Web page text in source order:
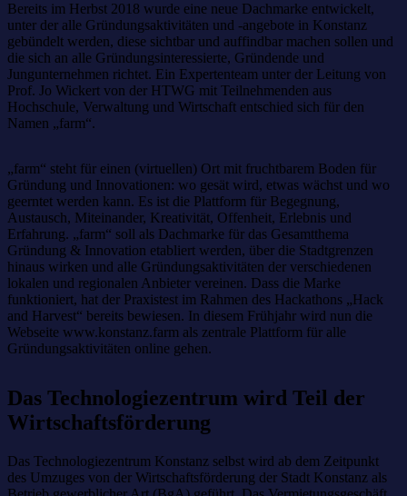
Bereits im Herbst 2018 wurde eine neue Dachmarke entwickelt,
unter der alle Gründungsaktivitäten und -angebote in Konstanz
gebündelt werden, diese sichtbar und auffindbar machen sollen und
die sich an alle Gründungsinteressierte, Gründende und
Jungunternehmen richtet. Ein Expertenteam unter der Leitung von
Prof. Jo Wickert von der HTWG mit Teilnehmenden aus
Hochschule, Verwaltung und Wirtschaft entschied sich für den
Namen „farm“.
„farm“ steht für einen (virtuellen) Ort mit fruchtbarem Boden für
Gründung und Innovationen: wo gesät wird, etwas wächst und wo
geerntet werden kann. Es ist die Plattform für Begegnung,
Austausch, Miteinander, Kreativität, Offenheit, Erlebnis und
Erfahrung. „farm“ soll als Dachmarke für das Gesamtthema
Gründung & Innovation etabliert werden, über die Stadtgrenzen
hinaus wirken und alle Gründungsaktivitäten der verschiedenen
lokalen und regionalen Anbieter vereinen. Dass die Marke
funktioniert, hat der Praxistest im Rahmen des Hackathons „Hack
and Harvest“ bereits bewiesen. In diesem Frühjahr wird nun die
Webseite www.konstanz.farm als zentrale Plattform für alle
Gründungsaktivitäten online gehen.
Das Technologiezentrum wird Teil der
Wirtschaftsförderung
Das Technologiezentrum Konstanz selbst wird ab dem Zeitpunkt
des Umzuges von der Wirtschaftsförderung der Stadt Konstanz als